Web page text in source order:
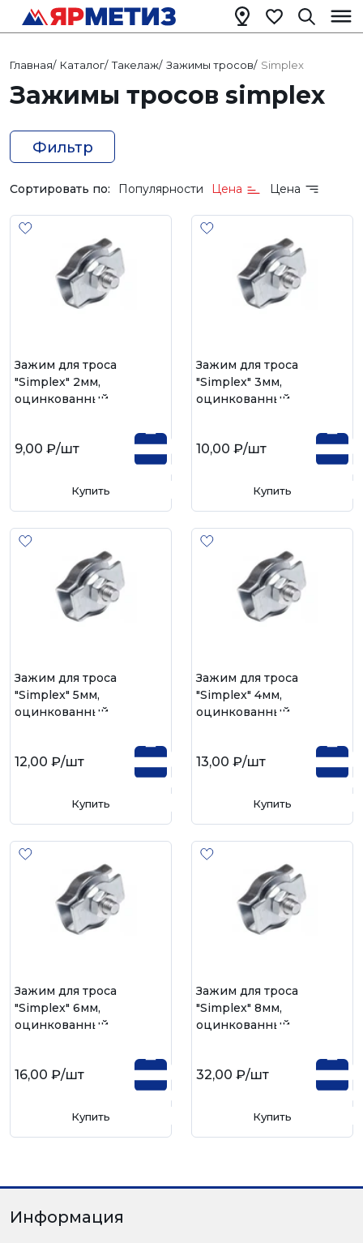
Главная/ Каталог/ Такелаж/ Зажимы тросов/ Simplex
Зажимы тросов simplex
Фильтр
Сортировать по: Популярности Цена Цена
Зажим для троса
"Simplex" 2мм,
оцинкованный
9,00 ₽/шт
Купить
Зажим для троса
"Simplex" 3мм,
оцинкованный
10,00 ₽/шт
Купить
Зажим для троса
"Simplex" 5мм,
оцинкованный
12,00 ₽/шт
Купить
Зажим для троса
"Simplex" 4мм,
оцинкованный
13,00 ₽/шт
Купить
Зажим для троса
"Simplex" 6мм,
оцинкованный
16,00 ₽/шт
Купить
Зажим для троса
"Simplex" 8мм,
оцинкованный
32,00 ₽/шт
Купить
Информация